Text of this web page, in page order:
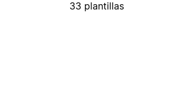
33 plantillas